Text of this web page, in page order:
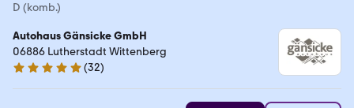
D (komb.)
Autohaus Gänsicke GmbH
06886 Lutherstadt Wittenberg
5 Sterne
(32)